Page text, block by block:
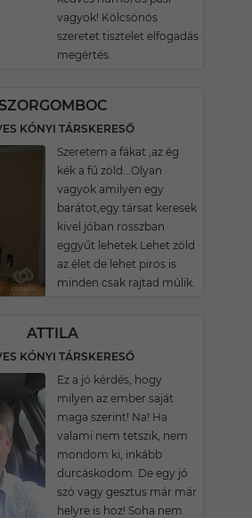
vagyok! Kölcsönös
szeretet tisztelet elfogadás
megértés.
SZORGOMBOC
KÓNYI TÁRSKERESŐ
Szeretem a fákat ,az ég
kék a fű zöld...Olyan
vagyok amilyen egy
barátot,egy társat keresek
kivel jóban rosszban
eggyűt lehetek.Lehet zöld
az élet de lehet piros is
minden csak rajtad múlik.
ATTILA
KÓNYI TÁRSKERESŐ
Ez a jó kérdés, hogy
milyen az ember saját
maga szerint! Na! Ha
valami nem tetszik, nem
mondom ki, inkább
durcáskodom. De egy jó
szó vagy gesztus már már
helyre is hoz! Soha nem